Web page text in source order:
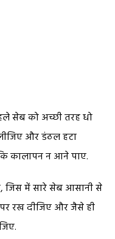
सेब को अच्छी तरह धो
और डंठल हटा
कालापन न आने पाए.
जिस में सारे सेब आसानी से
रख दीजिए और जैसे ही